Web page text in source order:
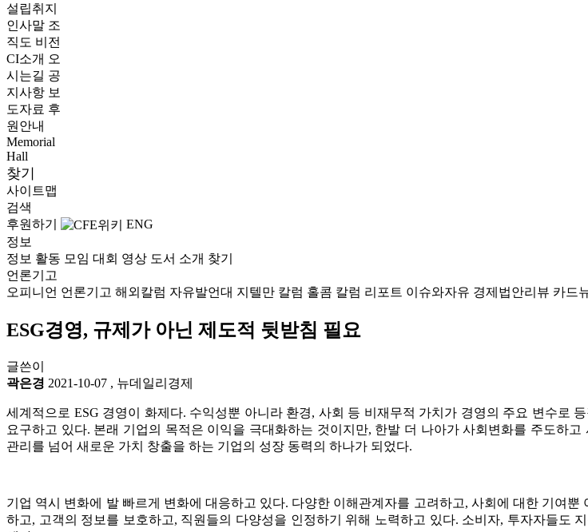
설립취지
인사말 조
직도 비전
CI소개 오
시는길 공
지사항 보
도자료 후
원안내
Memorial
Hall
찾기
사이트맵
검색
후원하기
ENG
정보
정보 활동 모임 대회 영상 도서 소개 찾기
언론기고
오피니언 언론기고 해외칼럼 자유발언대 지텔만 칼럼 홀콤 칼럼 리포트 이슈와자유 경제법안리뷰 카드
ESG경영, 규제가 아닌 제도적 뒷받침 필요
글쓴이
곽은경 2021-10-07 , 뉴데일리경제
세계적으로 ESG 경영이 화제다. 수익성뿐 아니라 환경, 사회 등 비재무적 가치가 경영의 주요 변수로
요구하고 있다. 본래 기업의 목적은 이익을 극대화하는 것이지만, 한발 더 나아가 사회변화를 주도하
관리를 넘어 새로운 가치 창출을 하는 기업의 성장 동력의 하나가 되었다.
기업 역시 변화에 발 빠르게 변화에 대응하고 있다. 다양한 이해관계자를 고려하고, 사회에 대한 기여
하고, 고객의 정보를 보호하고, 직원들의 다양성을 인정하기 위해 노력하고 있다. 소비자, 투자자들도